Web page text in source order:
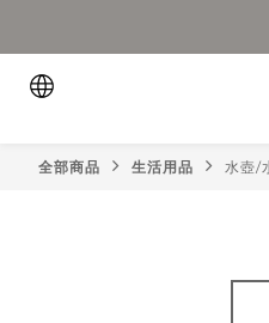
全部商品 生活用品 水壺/